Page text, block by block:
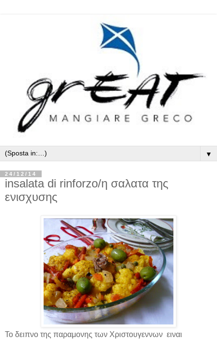
▼
24/12/14
insalata di rinforzo/η σαλατα της
ενισχυσης
Το δειπνο της παραμονης των Χριστουγεννων ειναι